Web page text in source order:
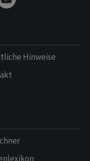
Hinweise